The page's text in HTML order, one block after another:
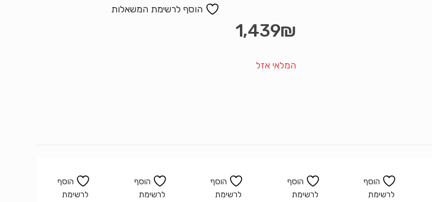
הוסף לרשימת המשאלות
1,439₪
המלאי אזל
הוסף
לרשימת
הוסף
לרשימת
הוסף
לרשימת
הוסף
לרשימת
הוסף
לרשימת